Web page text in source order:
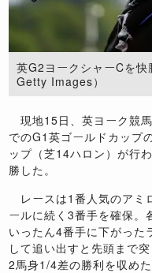
英G2ヨークシャーCを
Getty Images）
現地15日、英ヨーク競
でのG1英ゴールドカップ
ップ（芝14ハロン）が行
勝した。
レースは1番人気のアミ
ールに続く3番手を確保。
いったん4番手に下がった
して追い出すと先頭まで
2馬身1/4差の勝利を収めた